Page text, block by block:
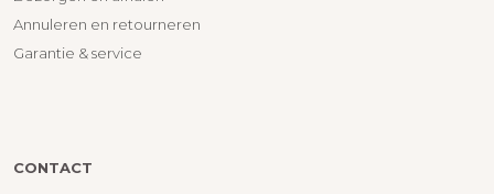
Annuleren en retourneren
Garantie & service
CONTACT